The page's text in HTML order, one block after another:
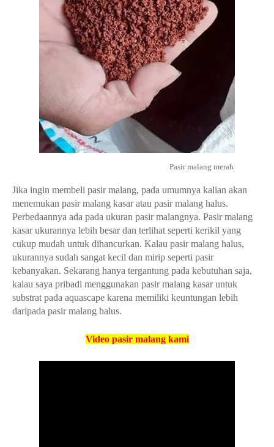
Pasir malang merah
Jika ingin membeli pasir malang, pada umumnya kalian akan
menemukan pasir malang kasar atau pasir malang halus.
Perbedaannya ada pada ukuran pasir malangnya. Pasir malang
kasar ukurannya lebih besar dan terlihat seperti kerikil yang
cukup mudah untuk dihancurkan. Kalau pasir malang halus,
ukurannya sudah sangat kecil dan mirip seperti pasir
kebanyakan. Sekarang hanya tergantung pada kebutuhan saja,
kalau saya pribadi menggunakan pasir malang kasar untuk
substrat pada aquascape karena memiliki keuntungan lebih
daripada pasir malang halus.
Video pasir malang kami